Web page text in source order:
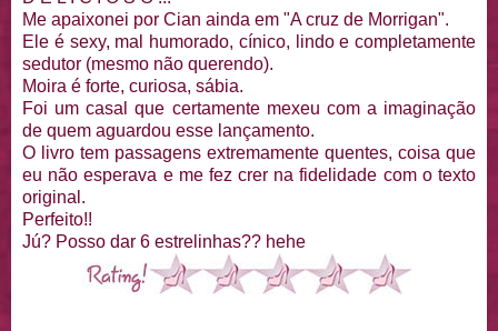
Me apaixonei por Cian ainda em "A cruz de Morrigan".
Ele é sexy, mal humorado, cínico, lindo e completamente
sedutor (mesmo não querendo).
Moira é forte, curiosa, sábia.
Foi um casal que certamente mexeu com a imaginação
de quem aguardou esse lançamento.
O livro tem passagens extremamente quentes, coisa que
eu não esperava e me fez crer na fidelidade com o texto
original.
Perfeito!!
Jú? Posso dar 6 estrelinhas?? hehe